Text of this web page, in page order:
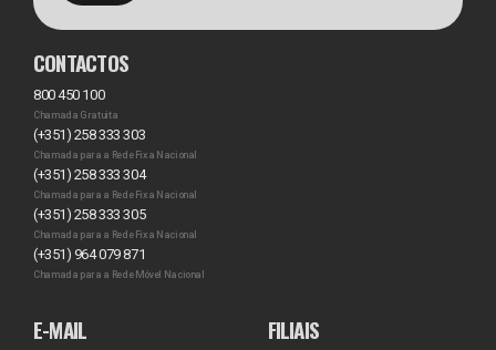
CONTACTOS
800 450 100
Chamada Gratuita
(+351) 258 333 303
Chamada para a Rede Fixa Nacional
(+351) 258 333 304
Chamada para a Rede Fixa Nacional
(+351) 258 333 305
Chamada para a Rede Fixa Nacional
(+351) 964 079 871
Chamada para a Rede Móvel Nacional
E-MAIL FILIAIS